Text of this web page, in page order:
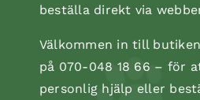
beställa direkt via
Välkommen in till
på 070-048 18 66 – för
personlig hjälp eller